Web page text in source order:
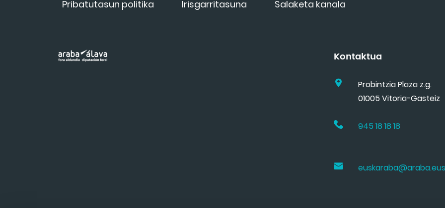
Pribatutasun politika Irisgarritasuna Salaketa kanala
Kontaktua
Probintzia Plaza z.g.
01005 Vitoria-Gasteiz
945 18 18 18
euskaraba@araba.eus